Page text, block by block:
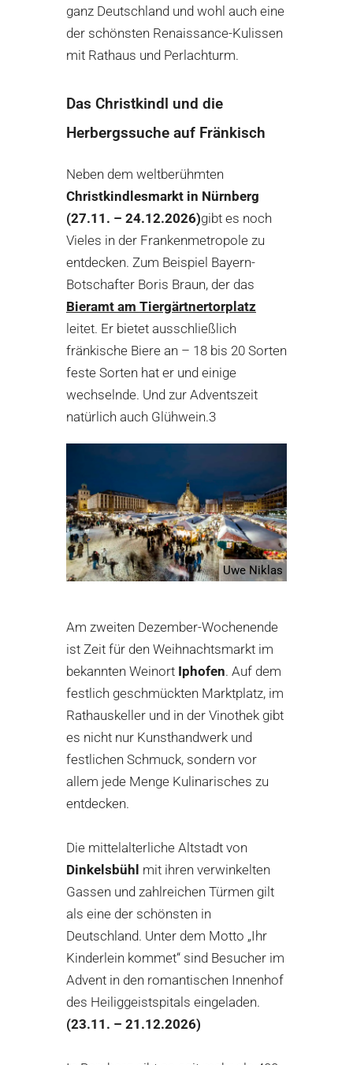
ganz Deutschland und wohl auch eine
der schönsten Renaissance-Kulissen
mit Rathaus und Perlachturm.
Das Christkindl und die
Herbergssuche auf Fränkisch
Neben dem weltberühmten
Christkindlesmarkt in Nürnberg
(27.11. – 24.12.2026)gibt es noch
Vieles in der Frankenmetropole zu
entdecken. Zum Beispiel Bayern-
Botschafter Boris Braun, der das
Bieramt am Tiergärtnertorplatz
leitet. Er bietet ausschließlich
fränkische Biere an – 18 bis 20 Sorten
feste Sorten hat er und einige
wechselnde. Und zur Adventszeit
natürlich auch Glühwein.3
Uwe Niklas
Am zweiten Dezember-Wochenende
ist Zeit für den Weihnachtsmarkt im
bekannten Weinort Iphofen. Auf dem
festlich geschmückten Marktplatz, im
Rathauskeller und in der Vinothek gibt
es nicht nur Kunsthandwerk und
festlichen Schmuck, sondern vor
allem jede Menge Kulinarisches zu
entdecken.
Die mittelalterliche Altstadt von
Dinkelsbühl mit ihren verwinkelten
Gassen und zahlreichen Türmen gilt
als eine der schönsten in
Deutschland. Unter dem Motto „Ihr
Kinderlein kommet“ sind Besucher im
Advent in den romantischen Innenhof
des Heiliggeistspitals eingeladen.
(23.11. – 21.12.2026)